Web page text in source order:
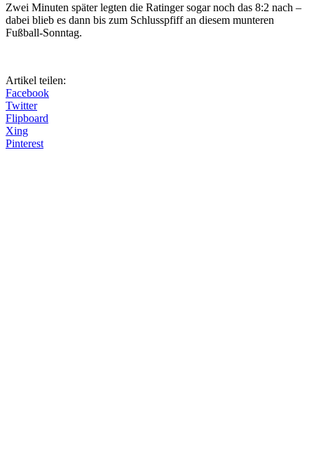
Zwei Minuten später legten die Ratinger sogar noch das 8:2 nach –
dabei blieb es dann bis zum Schlusspfiff an diesem munteren
Fußball-Sonntag.
Artikel teilen:
Facebook
Twitter
Flipboard
Xing
Pinterest